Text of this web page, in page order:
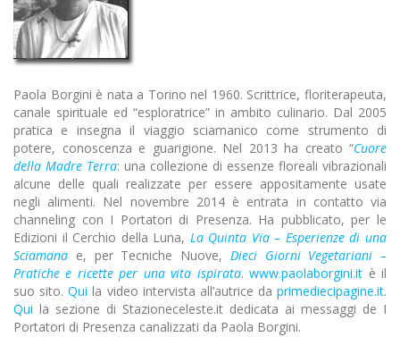
Paola Borgini è nata a Torino nel 1960. Scrittrice, floriterapeuta,
canale spirituale ed “esploratrice” in ambito culinario. Dal 2005
pratica e insegna il viaggio sciamanico come strumento di
potere, conoscenza e guarigione. Nel 2013 ha creato “Cuore
della Madre Terra: una collezione di essenze floreali vibrazionali
alcune delle quali realizzate per essere appositamente usate
negli alimenti. Nel novembre 2014 è entrata in contatto via
channeling con I Portatori di Presenza. Ha pubblicato, per le
Edizioni il Cerchio della Luna, La Quinta Via – Esperienze di una
Sciamana e, per Tecniche Nuove, Dieci Giorni Vegetariani –
Pratiche e ricette per una vita ispirata.www.paolaborgini.it è il
suo sito.Qui la video intervista all’autrice da primediecipagine.it.
Qui la sezione di Stazioneceleste.it dedicata ai messaggi de I
Portatori di Presenza canalizzati da Paola Borgini.